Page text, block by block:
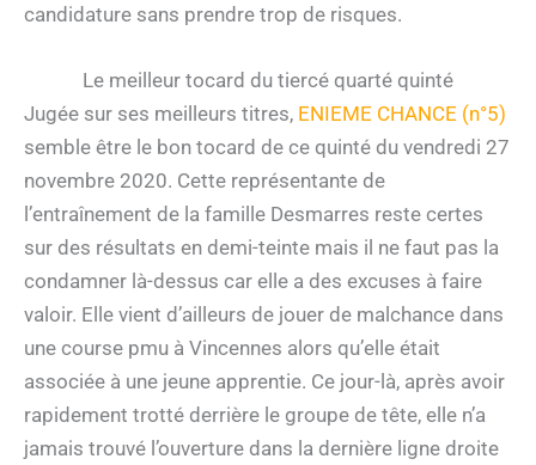
candidature sans prendre trop de risques.
Le meilleur tocard du tiercé quarté quinté
Jugée sur ses meilleurs titres, ENIEME CHANCE (n°5)
semble être le bon tocard de ce quinté du vendredi 27
novembre 2020. Cette représentante de
l’entraînement de la famille Desmarres reste certes
sur des résultats en demi-teinte mais il ne faut pas la
condamner là-dessus car elle a des excuses à faire
valoir. Elle vient d’ailleurs de jouer de malchance dans
une course pmu à Vincennes alors qu’elle était
associée à une jeune apprentie. Ce jour-là, après avoir
rapidement trotté derrière le groupe de tête, elle n’a
jamais trouvé l’ouverture dans la dernière ligne droite